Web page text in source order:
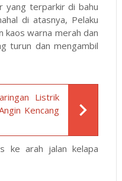
yang terparkir di bahu
di atasnya, Pelaku
kaos warna merah dan
turun dan mengambil
Listrik
Kencang
ke arah jalan kelapa